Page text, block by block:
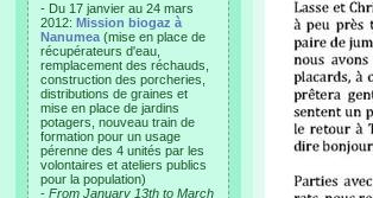
- Du 17 janvier au 24 mars
2012: Mission biogaz à
Nanumea (mise en place de
récupérateurs d'eau,
remplacement des réchauds,
construction des porcheries,
distributions de graines et
mise en place de jardins
potagers, nouveau train de
formation pour un usage
pérenne des 4 unités par les
volontaires et ateliers publics
pour la population)
- From January 13th to March